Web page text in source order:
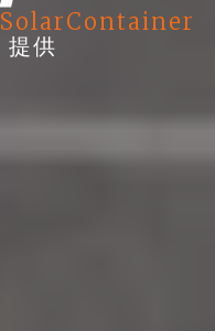
SolarContainer
提供